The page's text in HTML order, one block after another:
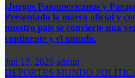
¡Juegos Panamericanos y
Presentada la marca oficial y
nuestro país se convierte una
continente y el mundo.​
Jun 13, 2026 admin
DEPORTES MUNDO